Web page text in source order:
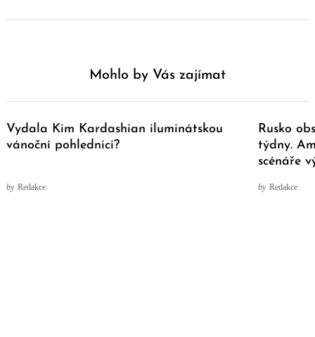
Mohlo by Vás zajímat
Vydala Kim Kardashian iluminátskou
vánoční pohlednici?
by Redakce
Rusko
týdny.
scénáře
by Redakce